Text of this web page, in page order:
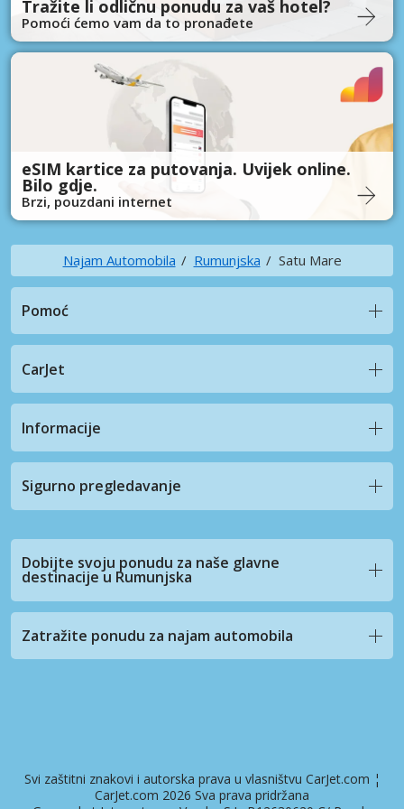
Tražite li odličnu ponudu za vaš hotel?
Pomoći ćemo vam da to pronađete
eSIM kartice za putovanja. Uvijek online.
Bilo gdje.
Brzi, pouzdani internet
Najam Automobila Rumunjska Satu Mare
Pomoć
CarJet
Informacije
Sigurno pregledavanje
Dobijte svoju ponudu za naše glavne
destinacije u Rumunjska
Zatražite ponudu za najam automobila
Svi zaštitni znakovi i autorska prava u vlasništvu CarJet.com ¦
CarJet.com 2026 Sva prava pridržana